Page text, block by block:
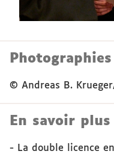
Photographies
© Andreas B.
En savoir plus
- La double licence